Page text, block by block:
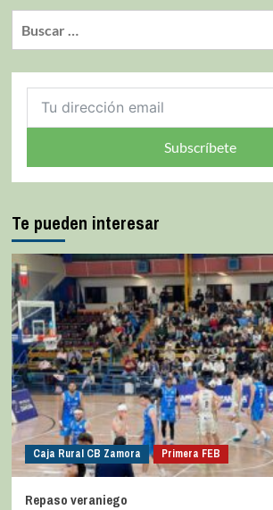
Subscríbete
Te pueden interesar
Caja Rural CB Zamora Primera FEB
Repaso veraniego